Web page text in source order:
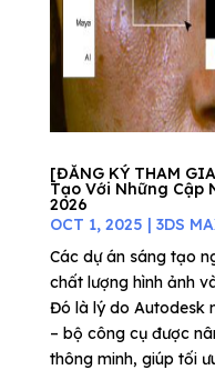
[ĐĂNG KÝ THAM
Tạo Với Những Cập
2026
OCT 1, 2025 | 3DS
Các dự án sáng tạo
chất lượng hình ảnh
Đó là lý do Autodesk
– bộ công cụ được
thông minh, giúp tối